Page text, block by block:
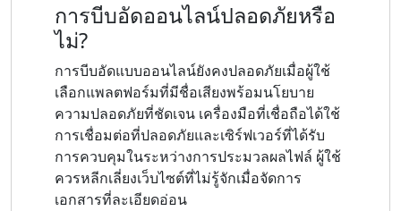
การบีบอัดออนไลน์ปลอดภัยหรือ
ไม่?
การบีบอัดแบบออนไลน์ยังคงปลอดภัยเมื่อผู้ใช้
เลือกแพลตฟอร์มที่มีชื่อเสียงพร้อมนโยบาย
ความปลอดภัยที่ชัดเจน เครื่องมือที่เชื่อถือได้ใช้
การเชื่อมต่อที่ปลอดภัยและเซิร์ฟเวอร์ที่ได้รับ
การควบคุมในระหว่างการประมวลผลไฟล์ ผู้ใช้
ควรหลีกเลี่ยงเว็บไซต์ที่ไม่รู้จักเมื่อจัดการ
เอกสารที่ละเอียดอ่อน